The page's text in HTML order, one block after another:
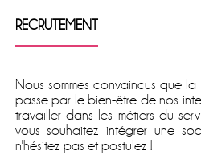
RECRUTEMENT
Nous sommes convaincus que
passe par le bien-être de nos
travailler dans les métiers du
vous souhaitez intégrer une
n'hésitez pas et postulez !